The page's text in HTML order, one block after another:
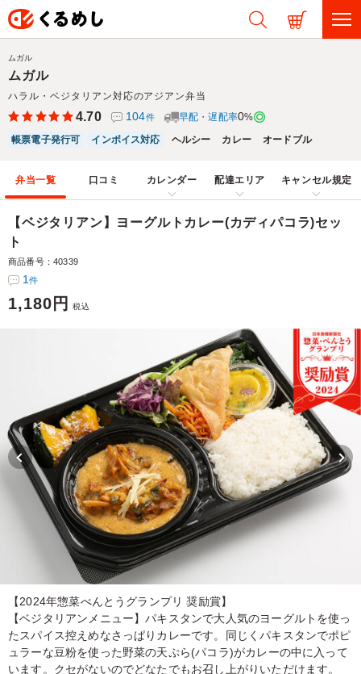
ムガル
ハラル・ベジタリアン対応のアジアン弁当
ムガル
4.70 104件 早配・遅配率0%
帳票電子発行可
インボイス対応 ヘルシー カレー オードブル
弁当一覧 口コミ カレンダー 配達エリア キャンセル規定
【ベジタリアン】ヨーグルトカレー(カディパコラ)セッ
ト
商品番号：40339
1件
1,180円 税込
【2024年惣菜べんとうグランプリ 奨励賞】
【ベジタリアンメニュー】パキスタンで大人気のヨーグルトを使っ
たスパイス控えめなさっぱりカレーです。同じくパキスタンでポピ
ュラーな豆粉を使った野菜の天ぷら(パコラ)がカレーの中に入って
います。クセがないのでどなたでもお召し上がりいただけます。